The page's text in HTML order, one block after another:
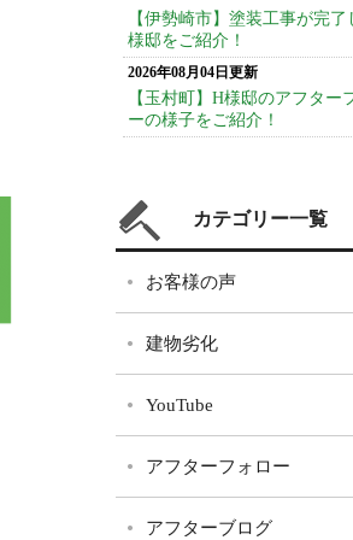
【伊勢崎市】塗装工事が完了
様邸をご紹介！
2026年08月04日更新
【玉村町】H様邸のアフター
ーの様子をご紹介！
カテゴリー一覧
お客様の声
建物劣化
YouTube
アフターフォロー
アフターブログ